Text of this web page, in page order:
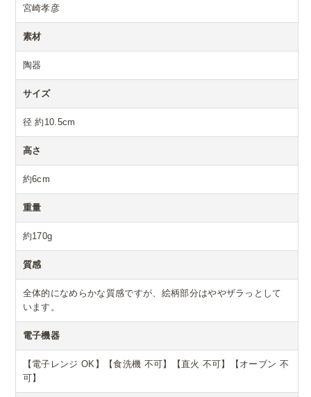
宮崎孝彦
素材
陶器
サイズ
径 約10.5cm
高さ
約6cm
重量
約170g
質感
全体的になめらかな質感ですが、絵柄部分はややザラっとして
います。
電子機器
【電子レンジ OK】【食洗機 不可】【直火 不可】【オーブン 不
可】